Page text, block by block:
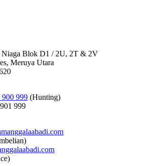
Niaga Blok D1 / 2U, 2T & 2V
Meruya Utara
900 999 (Hunting)
999